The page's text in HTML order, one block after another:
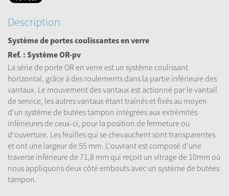
Description
Système de portes coulissantes en verre
Ref. : Système OR-pv
La série de porte OR en verre est un système coulissant
horizontal, grâce à des roulements dans la partie inférieure des
vantaux. Le mouvement des vantaux est actionné par le vantail
de service, les autres vantaux étant traînés et fixés au moyen
d'un système de butées tampon intégrées aux extrémités
inférieures de ceux-ci, pour la position de fermeture ou
d'ouverture. Les feuilles qui se chevauchent sont transparentes
et ont une largeur de 55 mm. L'ouvrant est composé d'une
traverse inférieure de 71,8 mm qui reçoit un vitrage de 10mm où
nous appliquons deux côté embouts avec un système de butées
tampon.